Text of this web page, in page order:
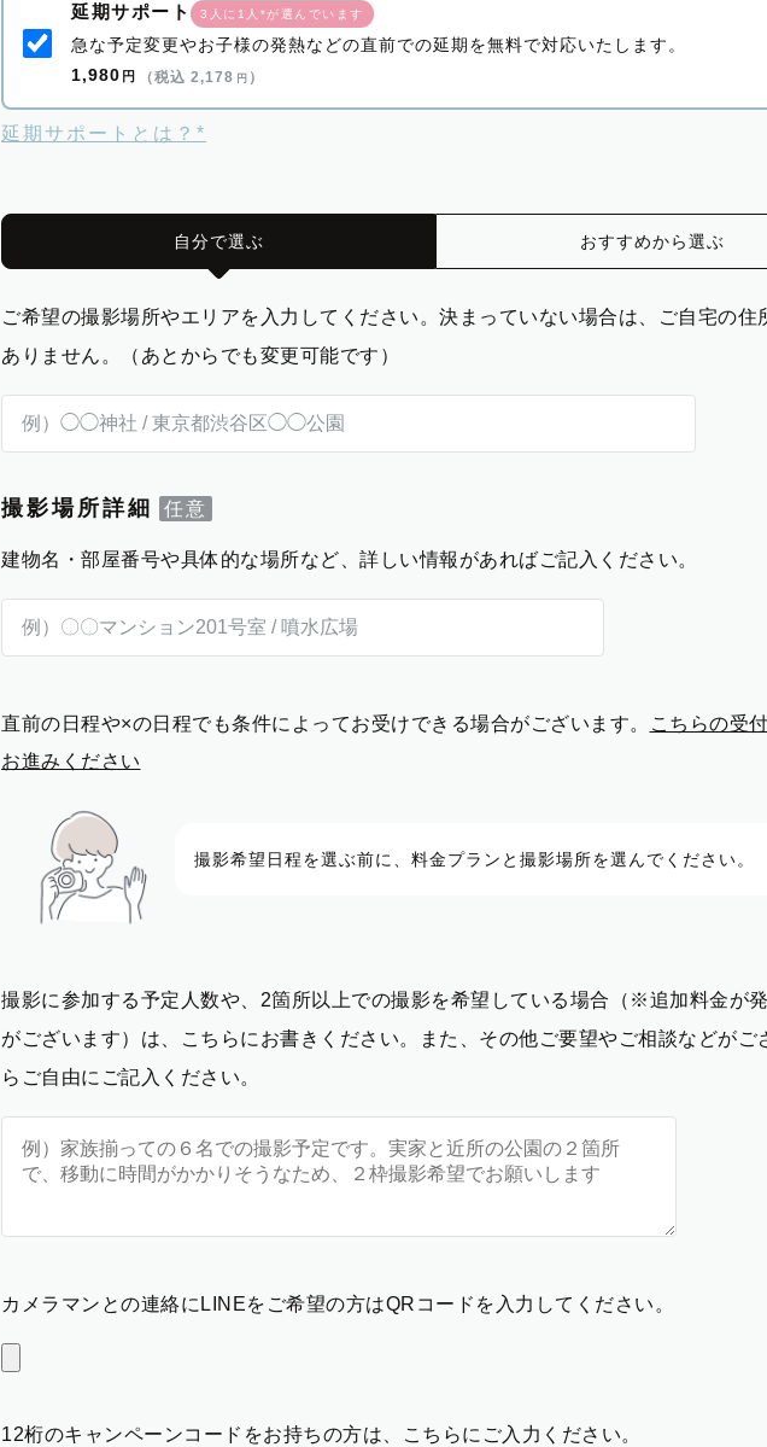
延期サポート 3人に1人*が選んでいます
急な予定変更やお子様の発熱などの直前での延期を無料で対応いたします。
1,980 円 （税込 2,178 円 ）
延期サポートとは？*
自分で選ぶ おすすめから選ぶ
ご希望の撮影場所やエリアを入力してください。決まっていない場合は、ご自宅の住
ありません。（あとからでも変更可能です）
撮影場所詳細
建物名・部屋番号や具体的な場所など、詳しい情報があればご記入ください。
直前の日程や×の日程でも条件によってお受けできる場合がございます。
こちらの受
お進みください
撮影希望日程を選ぶ前に、料金プランと撮影場所を選んでください。
撮影に参加する予定人数や、2箇所以上での撮影を希望している場合（※追加料金が
がございます）は、こちらにお書きください。また、その他ご要望やご相談などがご
らご自由にご記入ください。
カメラマンとの連絡にLINEをご希望の方はQRコードを入力してください。
12桁のキャンペーンコードをお持ちの方は、こちらにご入力ください。